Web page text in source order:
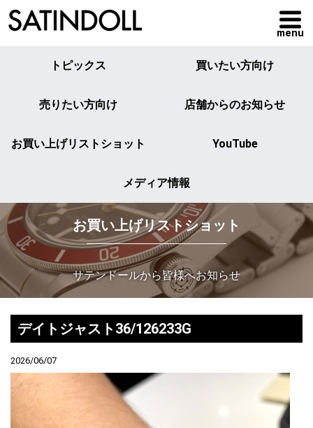
menu
トピックス 買いたい方向け
売りたい方向け 店舗からのお知らせ
お買い上げリストショット YouTube
メディア情報
お買い上げリストショット
サテンドールから皆様へお知らせ
デイトジャスト36/126233G
2026/06/07